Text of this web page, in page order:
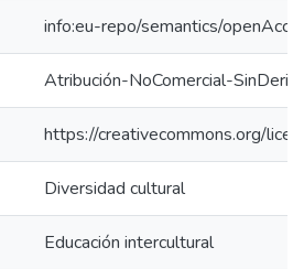
info:eu-repo/semantics/
Atribución-NoComercial-
https://creativecommons.org/
Diversidad cultural
Educación intercultural